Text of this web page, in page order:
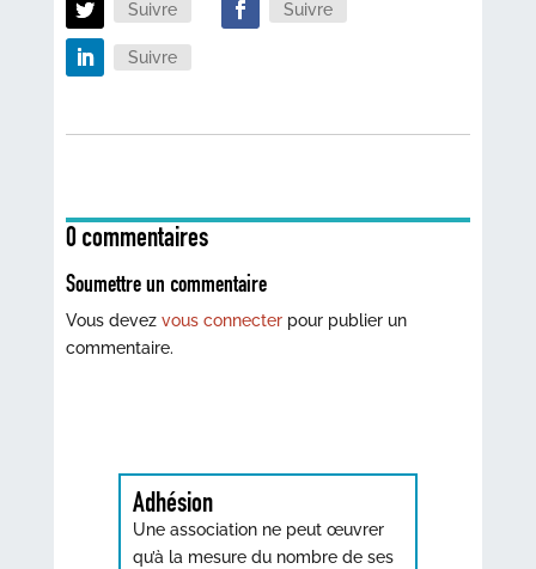
Suivre Suivre
Suivre
0 commentaires
Soumettre un commentaire
Vous devez vous connecterpour publier un
commentaire.
Adhésion
Une association ne peut œuvrer
qu’à la mesure du nombre de ses